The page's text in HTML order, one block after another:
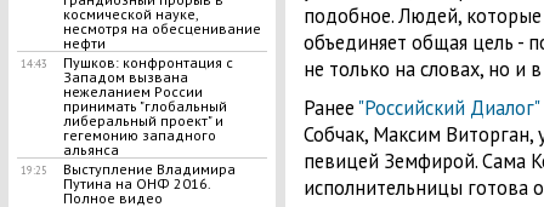
космической науке,
несмотря на обесценивание
нефти
14:43
Пушков: конфронтация с
Западом вызвана
нежеланием России
принимать "глобальный
либеральный проект" и
гегемонию западного
альянса
19:25
Выступление Владимира
Путина на ОНФ 2016.
Полное видео
подобное. Людей,
объединяет общая цель -
не только на словах, но и
Ранее "Российский Диалог"
Собчак, Максим Виторган,
певицей Земфирой. Сама
исполнительницы готова